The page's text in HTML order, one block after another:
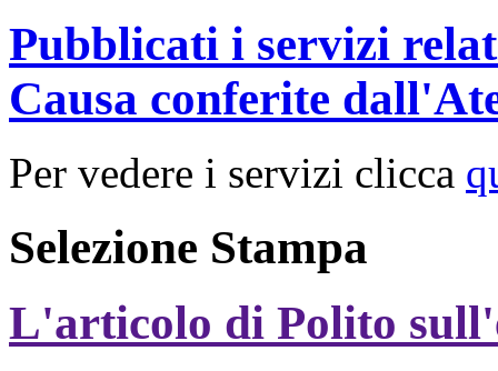
Pubblicati i servizi
Causa conferite
Per vedere i servizi clicca
Selezione Stampa
L'articolo di Polito